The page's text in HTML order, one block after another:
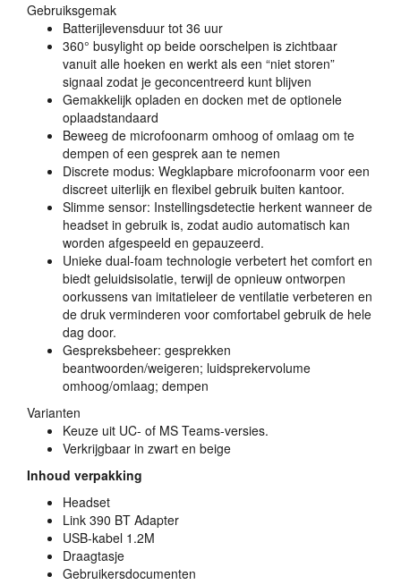
Gebruiksgemak
Batterijlevensduur tot 36 uur
360° busylight op beide oorschelpen is zichtbaar
vanuit alle hoeken en werkt als een “niet storen”
signaal zodat je geconcentreerd kunt blijven
Gemakkelijk opladen en docken met de optionele
oplaadstandaard
Beweeg de microfoonarm omhoog of omlaag om te
dempen of een gesprek aan te nemen
Discrete modus: Wegklapbare microfoonarm voor een
discreet uiterlijk en flexibel gebruik buiten kantoor.
Slimme sensor: Instellingsdetectie herkent wanneer de
headset in gebruik is, zodat audio automatisch kan
worden afgespeeld en gepauzeerd.
Unieke dual-foam technologie verbetert het comfort en
biedt geluidsisolatie, terwijl de opnieuw ontworpen
oorkussens van imitatieleer de ventilatie verbeteren en
de druk verminderen voor comfortabel gebruik de hele
dag door.
Gespreksbeheer: gesprekken
beantwoorden/weigeren; luidsprekervolume
omhoog/omlaag; dempen
Varianten
Keuze uit UC- of MS Teams-versies.
Verkrijgbaar in zwart en beige
Inhoud verpakking
Headset
Link 390 BT Adapter
USB-kabel 1.2M
Draagtasje
Gebruikersdocumenten